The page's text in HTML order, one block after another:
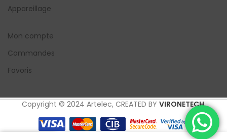
Appareillage
Mon compte
Commandes
Favoris
Copyright © 2024 Artelec, CREATED BY VIRONETECH.